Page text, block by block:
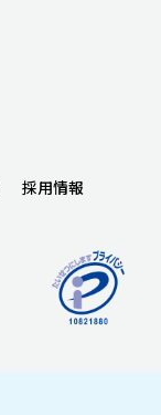
採用情報